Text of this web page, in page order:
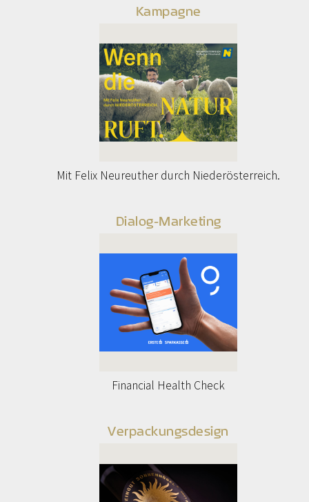
Kampagne
Mit Felix Neureuther durch Niederösterreich.
Dialog-Marketing
Financial Health Check
Verpackungsdesign